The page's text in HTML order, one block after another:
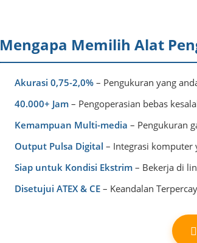
Mengapa Memilih Alat
Akurasi 0,75-2,0% – Pengukuran yang
40.000+ Jam – Pengoperasian bebas
Kemampuan Multi-media – Pengukuran
Output Pulsa Digital – Integrasi komputer
Siap untuk Kondisi Ekstrim – Bekerja di
Disetujui ATEX & CE – Keandalan